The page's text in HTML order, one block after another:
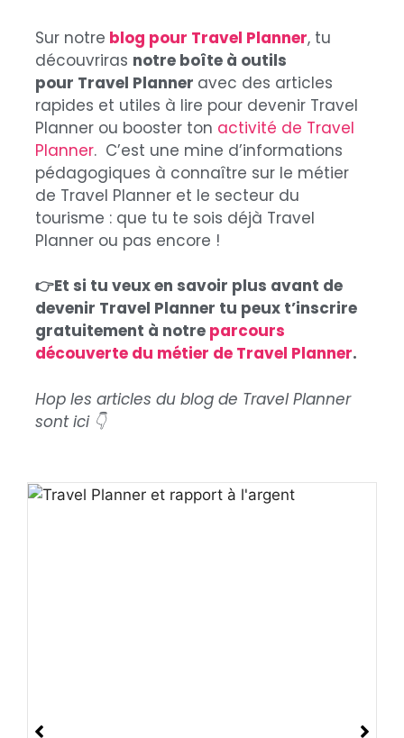
Sur notre blog pour Travel Planner, tu
découvriras notre boîte à outils
pour Travel Planner avec des articles
rapides et utiles à lire pour devenir Travel
Planner ou booster ton activité de Travel
Planner. C’est une mine d’informations
pédagogiques à connaître sur le métier
de Travel Planner et le secteur du
tourisme : que tu te sois déjà Travel
Planner ou pas encore !
👉Et si tu veux en savoir plus avant de
devenir Travel Planner tu peux t’inscrire
gratuitement à notre parcours
découverte du métier de Travel Planner.
Hop les articles du blog de Travel Planner
sont ici 👇